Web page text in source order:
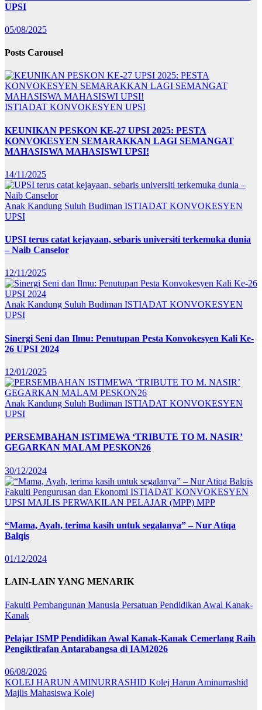
UPSI
05/08/2025
Posts Carousel
ISTIADAT KONVOKESYEN UPSI
KEUNIKAN PESKON KE-27 UPSI 2025: PESTA
KONVOKESYEN SEMARAKKAN LAGI SEMANGAT
MAHASISWA MAHASISWI UPSI!
14/11/2025
Anak Kandung Suluh Budiman ISTIADAT KONVOKESYEN
UPSI
UPSI terus catat kejayaan, sebaris universiti terkemuka dunia
– Naib Canselor
12/11/2025
Anak Kandung Suluh Budiman ISTIADAT KONVOKESYEN
UPSI
Sinergi Seni dan Ilmu: Penutupan Pesta Konvokesyen Kali Ke-
26 UPSI 2024
12/01/2025
Anak Kandung Suluh Budiman ISTIADAT KONVOKESYEN
UPSI
PERSEMBAHAN ISTIMEWA ‘TRIBUTE TO M. NASIR’
GEGARKAN MALAM PESKON26
30/12/2024
Fakulti Pengurusan dan Ekonomi ISTIADAT KONVOKESYEN
UPSI MAJLIS PERWAKILAN PELAJAR (MPP) MPP
“Mama, Ayah, terima kasih untuk segalanya” – Nur Atiqa
Balqis
01/12/2024
LAIN-LAIN YANG MENARIK
Fakulti Pembangunan Manusia Persatuan Pendidikan Awal Kanak-
Kanak
Pelajar ISMP Pendidikan Awal Kanak-Kanak Cemerlang Raih
Pengiktirafan Antarabangsa di IAM2026
06/08/2026
KOLEJ HARUN AMINURRASHID Kolej Harun Aminurrashid
Majlis Mahasiswa Kolej